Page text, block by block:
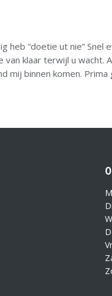
heb “doetie ut nie”
van klaar terwijl u wacht.
mij binnen komen.